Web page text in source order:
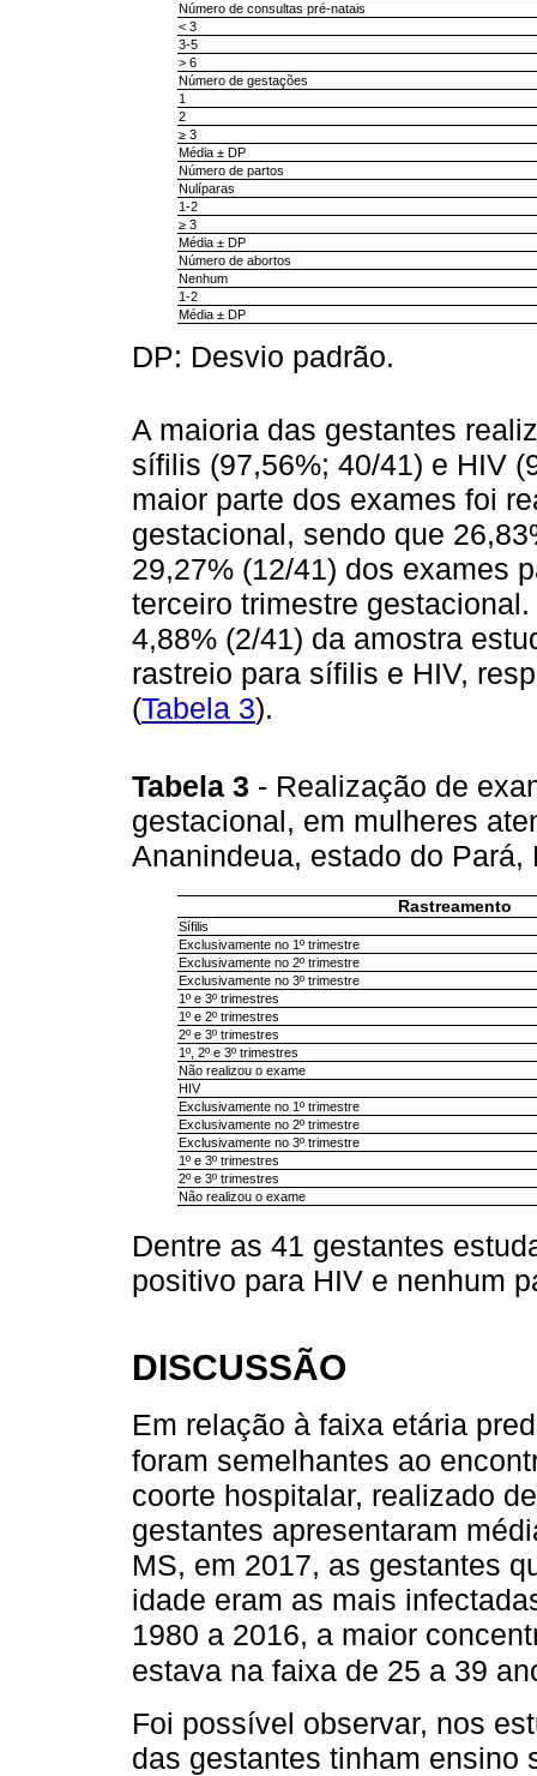
Número de consultas pré-natais
< 3
3-5
> 6
Número de gestações
1
2
≥ 3
Média ± DP
Número de partos
Nulíparas
1-2
≥ 3
Média ± DP
Número de abortos
Nenhum
1-2
Média ± DP
DP: Desvio padrão.
A maioria das gestantes
sífilis (97,56%; 40/41) e HIV
maior parte dos exames foi
gestacional, sendo que
29,27% (12/41) dos exames
terceiro trimestre
4,88% (2/41) da amostra
rastreio para sífilis e HIV,
(Tabela 3).
Tabela 3 - Realização de
gestacional, em mulheres
Ananindeua, estado do
Rastreamento
Sífilis
Exclusivamente no 1º trimestre
Exclusivamente no 2º trimestre
Exclusivamente no 3º trimestre
1º e 3º trimestres
1º e 2º trimestres
2º e 3º trimestres
1º, 2º e 3º trimestres
Não realizou o exame
HIV
Exclusivamente no 1º trimestre
Exclusivamente no 2º trimestre
Exclusivamente no 3º trimestre
1º e 3º trimestres
2º e 3º trimestres
Não realizou o exame
Dentre as 41 gestantes
positivo para HIV e nenhum
DISCUSSÃO
Em relação à faixa etária
foram semelhantes ao
coorte hospitalar, realizado
gestantes apresentaram
MS, em 2017, as gestantes
idade eram as mais
1980 a 2016, a maior
estava na faixa de 25 a 39
Foi possível observar, nos
das gestantes tinham ensino